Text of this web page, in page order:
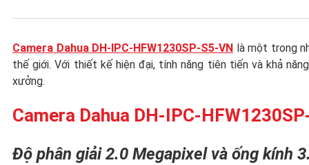
Camera Dahua DH-IPC-HFW1230SP-S5-VN là một trong
thế giới. Với thiết kế hiện đại, tính năng tiên tiến và khả
xưởng.
Camera Dahua DH-IPC-
Độ phân giải 2.0 Megapixel và ống kính